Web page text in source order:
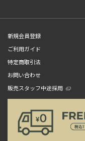
新規会員登録
ご利用ガイド
特定商取引法
お問い合わせ
販売スタッフ中途採用